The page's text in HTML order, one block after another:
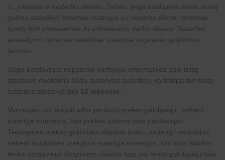
d., įskaitant ir nedarbo dienas. Tačiau, jeigu paskutinė diena, kurią
galima atsisakyti sutarties sutampa su nedarbo diena, terminas
turėtų būti pratęsiamas iki artimiausios darbo dienos. Sutarties
atsisakymo terminas nebūtinai sutampa su prekės grąžinimo
terminu.
Jeigu pardavėjas nepateikė vartotojui informacijos apie teisę
atsisakyti nuotoliniu būdu sudarytos sutarties, vartotojas turi teisę
sutarties atsisakyti per 12 mėnesių
Vartotojas turi išsiųsti arba perduoti prekes pardavėjui, nebent
sutartyje numatyta, kad prekes atsiima pats pardavėjas.
Tiesiogines prekės grąžinimo išlaidas turėtų padengti vartotojas,
nebent nuotolinės prekybos sutartyje numatyta, kad šios išlaidos
tenka pardavėjui. Grąžinimo išlaidos taip pat tenka pardavėjui tais